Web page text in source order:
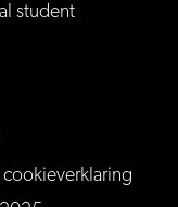
student
channel/
cookieverklaring